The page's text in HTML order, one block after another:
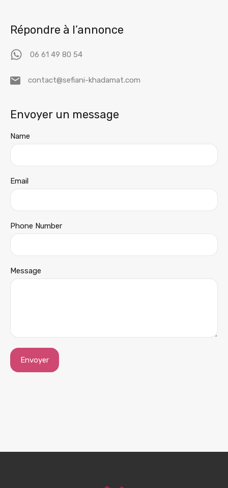
Répondre à l’annonce
06 61 49 80 54
contact@sefiani-khadamat.com
Envoyer un message
Name
Email
Phone Number
Message